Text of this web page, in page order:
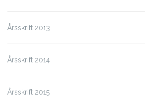
Årsskrift 2013
Årsskrift 2014
Årsskrift 2015